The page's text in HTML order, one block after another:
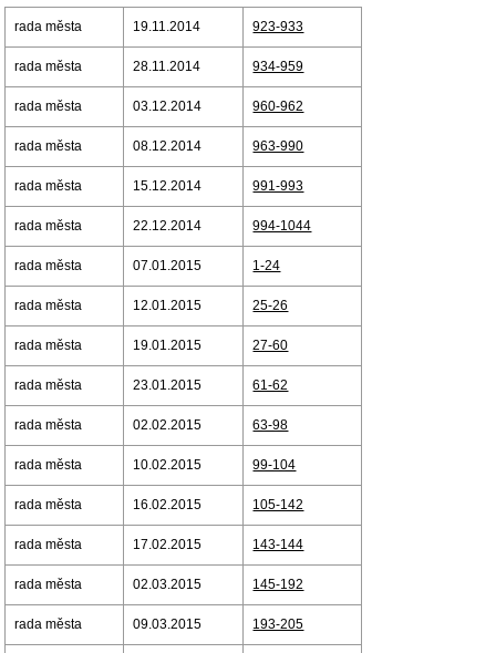
rada města 19.11.2014 923-933
rada města 28.11.2014 934-959
rada města 03.12.2014 960-962
rada města 08.12.2014 963-990
rada města 15.12.2014 991-993
rada města 22.12.2014 994-1044
rada města 07.01.2015 1-24
rada města 12.01.2015 25-26
rada města 19.01.2015 27-60
rada města 23.01.2015 61-62
rada města 02.02.2015 63-98
rada města 10.02.2015 99-104
rada města 16.02.2015 105-142
rada města 17.02.2015 143-144
rada města 02.03.2015 145-192
rada města 09.03.2015 193-205